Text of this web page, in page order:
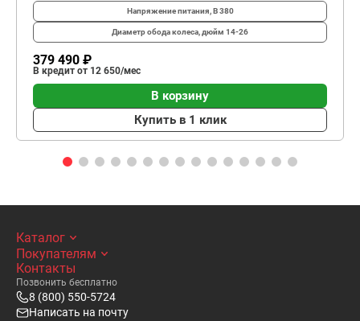
Напряжение питания, В380
Диаметр обода колеса, дюйм 14-26
379 490 ₽
В кредит от 12 650/мес
В корзину
Купить в 1 клик
Каталог
Покупателям
Контакты
Позвонить бесплатно
8 (800) 550-5724
Написать на почту